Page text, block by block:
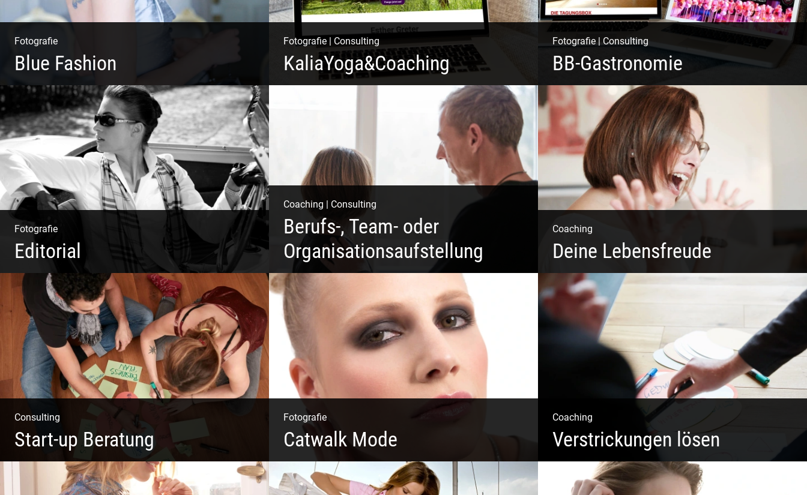
Fotografie
Blue Fashion
Blue Fashion
Fotografie| Consulting
KaliaYoga&Coaching
Pint- & Webdesign, Fotografie & Corporate-Design
Fotografie| Consulting
BB-Gastronomie
Fotografie, Marketing & Design
Fotografie
Editorial
Klassische Editorials
Coaching | Consulting
Berufs-, Team- oder
Organisationsaufstellung
Business Coaching – Berufliche Freude ermöglichen
Coaching
Deine Lebensfreude
Einzel Coaching – Wir erobern DEIN Leben zurück
Consulting
Start-up Beratung
Du beginnst Dein Eigenes zu erschaffen und weißt nicht,
wo du beginnen sollst?
Fotografie
Catwalk Mode
Catwalk Mode Fotografie
Coaching
Verstrickungen lösen
Systemisches Coaching & Systemische Aufstellung